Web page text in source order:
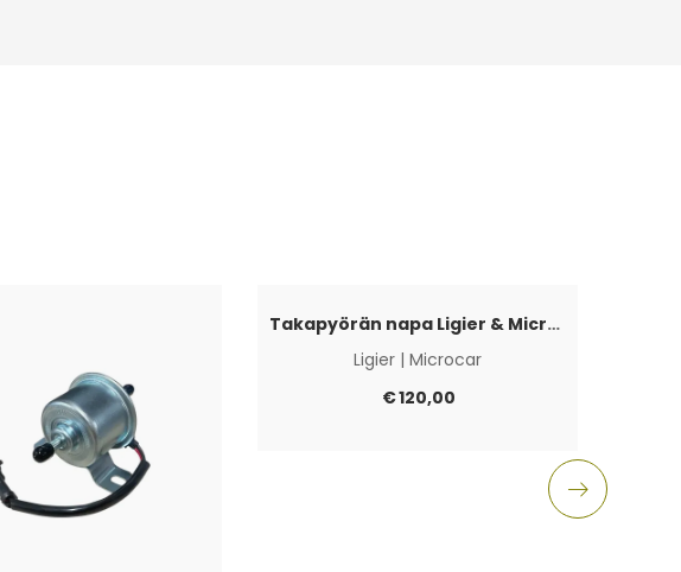
Takapyörän napa Ligier & Microcar 4×100
Ligier | Microcar
€120,00